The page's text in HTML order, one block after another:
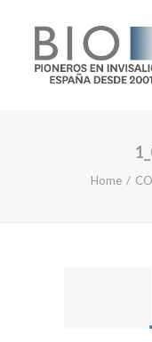
DOCTORES
1ª CONSULTA
Home